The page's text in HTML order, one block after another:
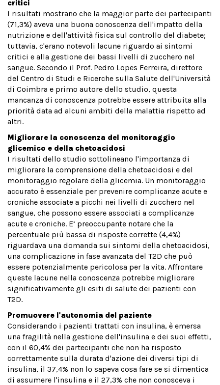
critici
I risultati mostrano che la maggior parte dei partecipanti
(71,3%) aveva una buona conoscenza dell'impatto della
nutrizione e dell'attività fisica sul controllo del diabete;
tuttavia, c'erano notevoli lacune riguardo ai sintomi
critici e alla gestione dei bassi livelli di zucchero nel
sangue. Secondo il Prof. Pedro Lopes Ferreira, direttore
del Centro di Studi e Ricerche sulla Salute dell'Università
di Coimbra e primo autore dello studio, questa
mancanza di conoscenza potrebbe essere attribuita alla
priorità data ad alcuni ambiti della malattia rispetto ad
altri.
Migliorare la conoscenza del monitoraggio
glicemico e della chetoacidosi
I risultati dello studio sottolineano l'importanza di
migliorare la comprensione della chetoacidosi e del
monitoraggio regolare della glicemia. Un monitoraggio
accurato è essenziale per prevenire complicanze acute e
croniche associate a picchi nei livelli di zucchero nel
sangue, che possono essere associati a complicanze
acute e croniche. E’ preoccupante notare che la
percentuale più bassa di risposte corrette (4,4%)
riguardava una domanda sui sintomi della chetoacidosi,
una complicazione in fase avanzata del T2D che può
essere potenzialmente pericolosa per la vita. Affrontare
queste lacune nella conoscenza potrebbe migliorare
significativamente gli esiti di salute dei pazienti con
T2D.
Promuovere l'autonomia del paziente
Considerando i pazienti trattati con insulina, è emersa
una fragilità nella gestione dell'insulina e dei suoi effetti,
con il 60,4% dei partecipanti che non ha risposto
correttamente sulla durata d'azione dei diversi tipi di
insulina, il 37,4% non lo sapeva cosa fare se si dimentica
di assumere l'insulina e il 27,3% che non conosceva i